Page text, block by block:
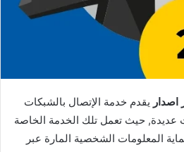
يقدم خدمة الإتصال بالشبكات
عديدة, حيث تعمل تلك الخدمة الخاصة
المعلومات الشخصية المارة عبر